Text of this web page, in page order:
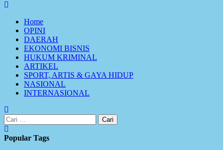
Home
OPINI
DAERAH
EKONOMI BISNIS
HUKUM KRIMINAL
ARTIKEL
SPORT, ARTIS & GAYA HIDUP
NASIONAL
INTERNASIONAL
Cari
untuk:
Popular Tags